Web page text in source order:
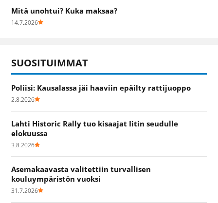
Mitä unohtui? Kuka maksaa?
14.7.2026
SUOSITUIMMAT
Poliisi: Kausalassa jäi haaviin epäilty rattijuoppo
2.8.2026
Lahti Historic Rally tuo kisaajat Iitin seudulle
elokuussa
3.8.2026
Asemakaavasta valitettiin turvallisen
kouluympäristön vuoksi
31.7.2026